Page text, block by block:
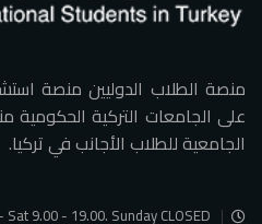
منصة الطلاب الدوليين منصة
على الجامعات التركية الحكومية
الجامعية للطلاب الأجانب في تركيا.
9.00 - 19.00. Sunday CLOSED